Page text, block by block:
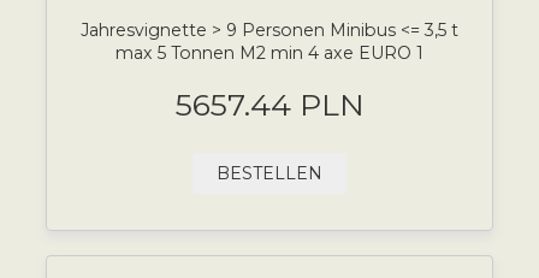
Jahresvignette > 9 Personen Minibus <= 3,5 t
max 5 Tonnen M2 min 4 axe EURO 1
5657.44 PLN
BESTELLEN